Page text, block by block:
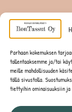
Parhaan kokemuksen
tallentaaksemme ja/tai
meille mahdollisuuden
tällä sivustolla.
tiettyihin ominaisuuksiin
TILAA UUTISKIRJE